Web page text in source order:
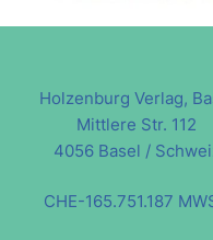
Holzenburg Verlag,
Mittlere Str. 112
4056 Basel /
CHE-165.751.187